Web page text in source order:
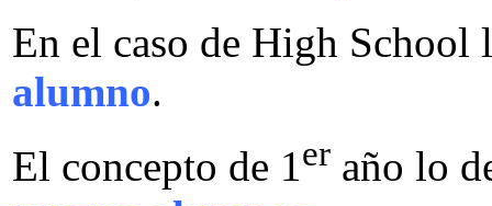
En el caso de High School
alumno.
El concepto de 1er año lo